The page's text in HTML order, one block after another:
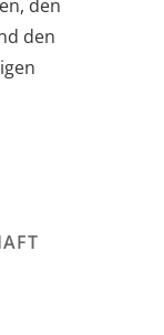
den
den